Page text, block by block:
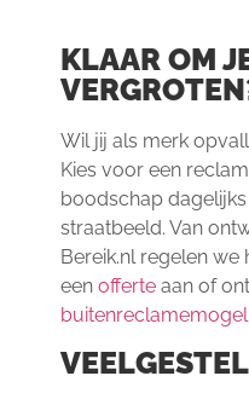
KLAAR OM
Wil jij als merk
Kies voor een
boodschap
straatbeeld. Van
Bereik.nl regelen
een offerte aan of